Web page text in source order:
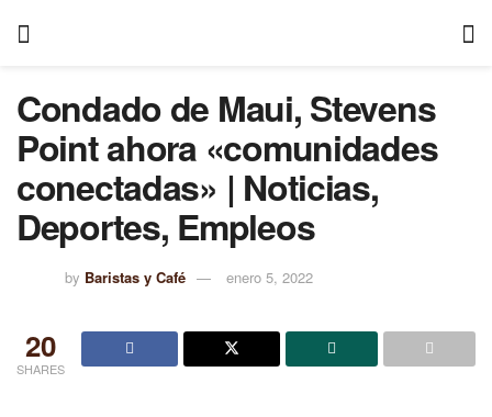
Condado de Maui, Stevens
Point ahora «comunidades
conectadas» | Noticias,
Deportes, Empleos
by Baristas y Café enero 5, 2022
20
SHARES